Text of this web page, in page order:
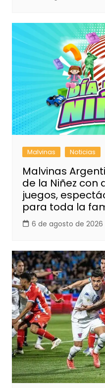
Malvinas Noticias
Malvinas
de la Niñez con
juegos,
para toda la
6 de agosto de 2026